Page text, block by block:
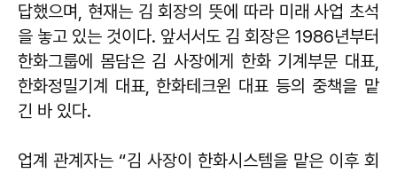
답했으며, 현재는 김 회장의 뜻에 따라 미래 사업 초석
을 놓고 있는 것이다. 앞서서도 김 회장은 1986년부터
한화그룹에 몸담은 김 사장에게 한화 기계부문 대표,
한화정밀기계 대표, 한화테크윈 대표 등의 중책을 맡
긴 바 있다.
업계 관계자는 “김 사장이 한화시스템을 맡은 이후 회